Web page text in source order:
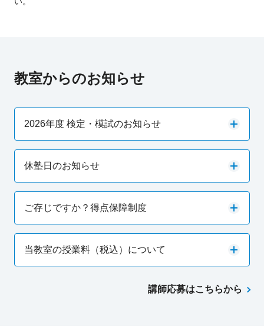
教室からのお知らせ
2026年度 検定・模試のお知らせ
休塾日のお知らせ
ご存じですか？得点保障制度
当教室の授業料（税込）について
講師応募はこちらから